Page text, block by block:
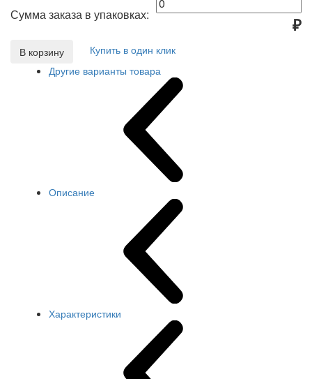
Сумма заказа в упаковках: ₽
В корзину
Купить в один клик
Другие варианты товара
Описание
Характеристики